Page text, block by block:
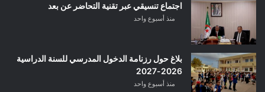
اجتماع تنسيقي عبر تقنية التحاضر عن بعد
منذ أسبوع واحد
بلاغ حول رزنامة الدخول المدرسي للسنة الدراسية
2026-2027
منذ أسبوع واحد